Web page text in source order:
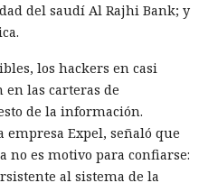
del saudí Al Rajhi Bank; y
los hackers en casi
en las carteras de
de la información.
Expel, señaló que
no es motivo para confiarse:
al sistema de la